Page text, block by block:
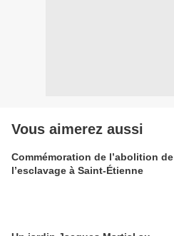
Vous aimerez aussi
Commémoration de l’abolition de
l’esclavage à Saint-Étienne